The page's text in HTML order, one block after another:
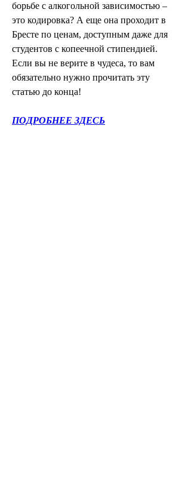
борьбе с алкогольной зависимостью –
это кодировка? А еще она проходит в
Бресте по ценам, доступным даже для
студентов с копеечной стипендией.
Если вы не верите в чудеса, то вам
обязательно нужно прочитать эту
статью до конца!
ПОДРОБНЕЕ ЗДЕСЬ